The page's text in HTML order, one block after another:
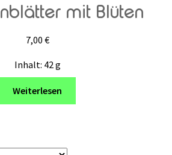
mit Blüten
7,00 €
Inhalt: 42g
Weiterlesen